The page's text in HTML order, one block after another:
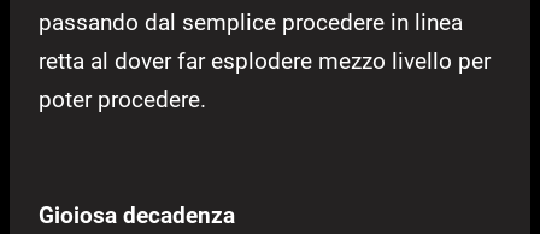
passando dal semplice procedere in linea
retta al dover far esplodere mezzo livello per
poter procedere.
Gioiosa decadenza